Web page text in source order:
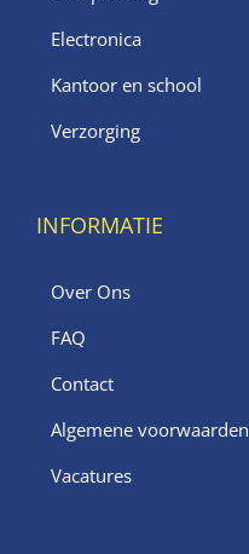
Electronica
Kantoor en school
Verzorging
INFORMATIE
Over Ons
FAQ
Contact
Algemene voorwaarden
Vacatures